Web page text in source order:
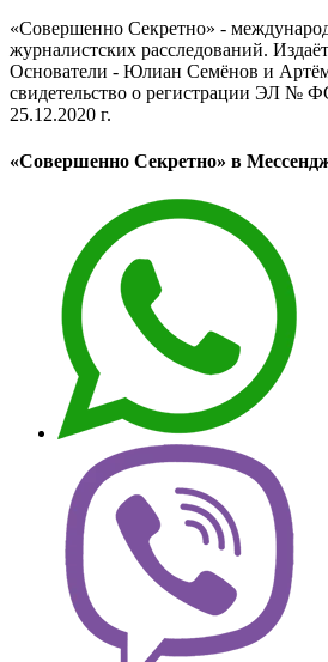
«Совершенно Секретно» -
журналистских расследований.
Основатели - Юлиан Семёнов и
свидетельство о регистрации ЭЛ №
25.12.2020 г.
«Совершенно Секретно» в